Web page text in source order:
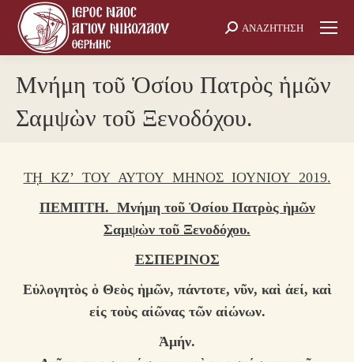
Search:
ΑΝΑΖΗΤΗΣΗ
Μνήμη τοῦ Ὁσίου Πατρὸς ἡμῶν
Σαμψὼν τοῦ Ξενοδόχου.
Τῌ ΚΖ’ ΤΟΥ ΑΥΤΟΥ ΜΗΝΟΣ ΙΟΥΝΙΟΥ 2019.
ΠΕΜΠΤΗ. Μνήμη τοῦ Ὁσίου Πατρὸς ἡμῶν
Σαμψὼν τοῦ Ξενοδόχου.
ΕΣΠΕΡΙΝΟΣ
Εὐλογητὸς ὁ Θεὸς ἡμῶν, πάντοτε, νῦν, καὶ ἀεί, καὶ
εἰς τοὺς αἰῶνας τῶν αἰώνων.
Ἀμήν.